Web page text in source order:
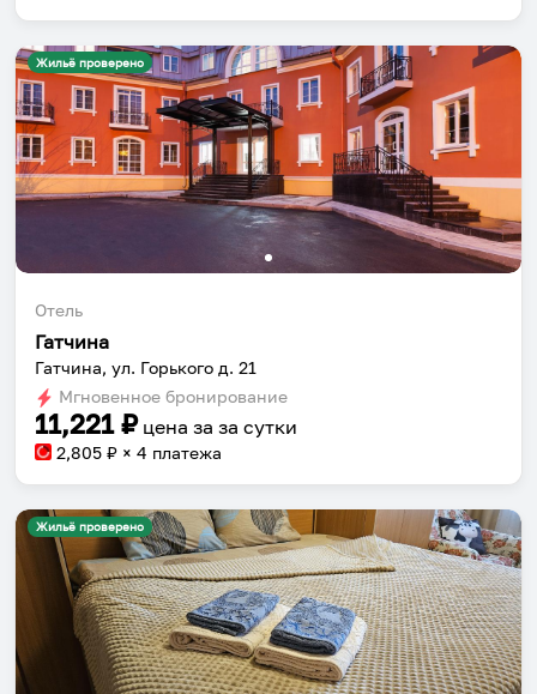
Жильё проверено
Отель
Гатчина
Гатчина, ул. Горького д. 21
Мгновенное бронирование
11,221₽ цена за за сутки
2,805 ₽ × 4 платежа
Жильё проверено